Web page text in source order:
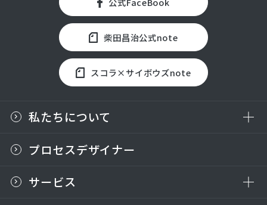
柴田昌治公式note
スコラ×サイボウズnote
私たちについて
プロセスデザイナー
サービス